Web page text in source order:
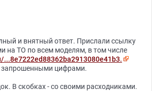
и внятный ответ. Прислали ссылку
на ТО по всем моделям, в том числе
...8e7222ed88362ba2913080e41b3.
запрошенными цифрами.
В скобках - со своими расходниками.